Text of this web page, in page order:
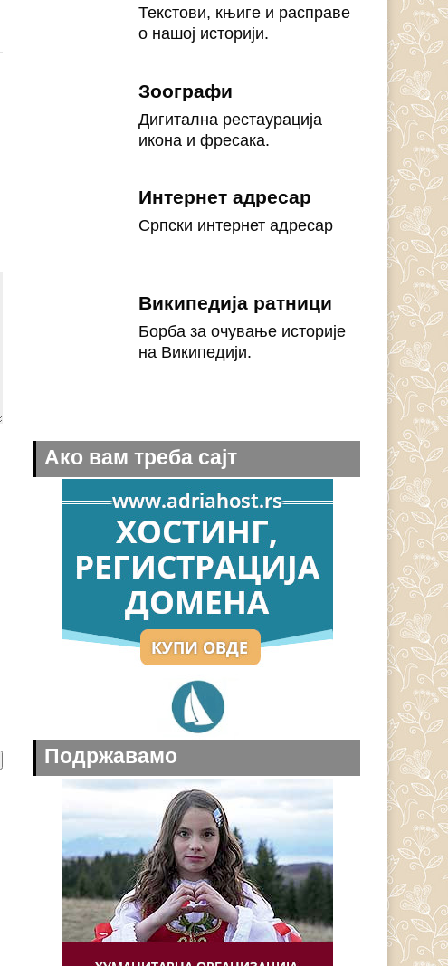
Текстови, књиге и расправе
о нашој историји.
Зоографи
Дигитална рестаурација
икона и фресака.
Интернет адресар
Српски интернет адресар
Википедија ратници
Борба за очување историје
на Википедији.
Ако вам треба сајт
Подржавамо